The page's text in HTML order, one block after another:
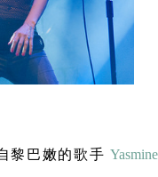
黎巴嫩的歌手 Yasmine